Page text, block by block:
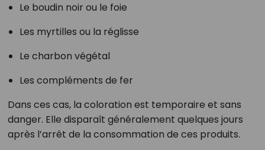
Le boudin noir ou le foie
Les myrtilles ou la réglisse
Le charbon végétal
Les compléments de fer
Dans ces cas, la coloration est temporaire et sans
danger. Elle disparaît généralement quelques jours
après l’arrêt de la consommation de ces produits.